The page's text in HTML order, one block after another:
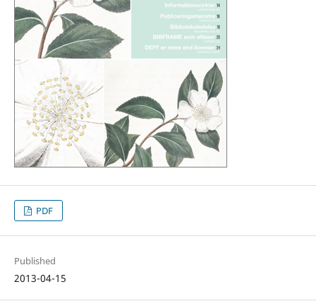
PDF
Published
2013-04-15